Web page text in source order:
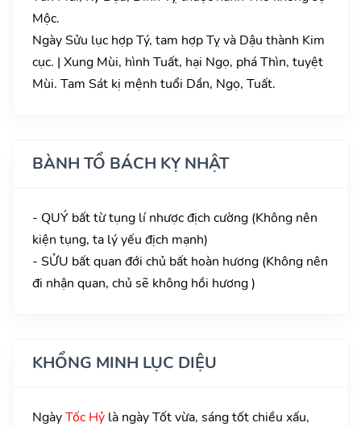
Mộc.
Ngày Sửu lục hợp Tý, tam hợp Tỵ và Dậu thành Kim
cục. | Xung Mùi, hình Tuất, hại Ngọ, phá Thìn, tuyệt
Mùi. Tam Sát kị mệnh tuổi Dần, Ngọ, Tuất.
BÀNH TỔ BÁCH KỴ NHẬT
- QUÝ bất từ tụng lí nhược địch cường (Không nên
kiện tụng, ta lý yếu địch mạnh)
- SỬU bất quan đới chủ bất hoàn hương (Không nên
đi nhận quan, chủ sẽ không hồi hương )
KHỔNG MINH LỤC DIỆU
NgàyTốc Hỷ là ngày Tốt vừa, sáng tốt chiều xấu,